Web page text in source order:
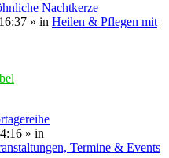
Nachtkerze
» in Heilen & Pflegen mit
» in
Termine & Events